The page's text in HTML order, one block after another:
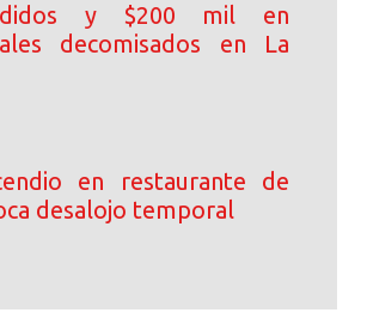
y $200 mil en
decomisados en La
en restaurante de
desalojo temporal